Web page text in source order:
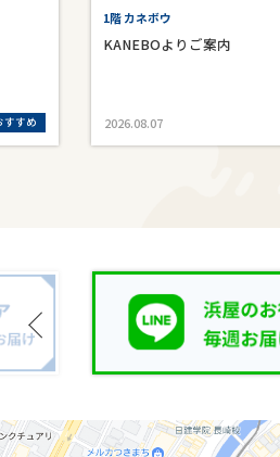
すすめ
1階 カネボウ
KANEBOよりご案内
2026.08.07